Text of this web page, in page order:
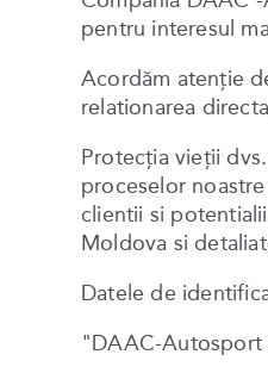
pentru interesul
Acordăm atenţie
relationarea
Protecţia vieţii
proceselor
clientii si
Moldova si
Datele de
"DAAC-Autosport